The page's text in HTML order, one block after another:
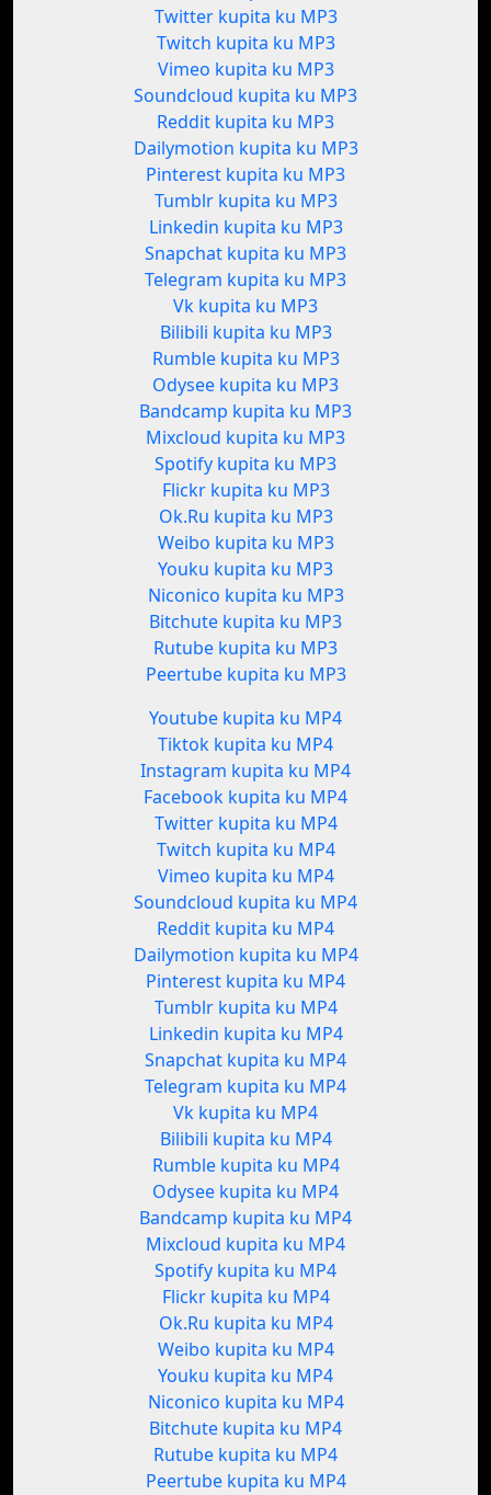
Twitter kupita ku MP3
Twitch kupita ku MP3
Vimeo kupita ku MP3
Soundcloud kupita ku MP3
Reddit kupita ku MP3
Dailymotion kupita ku MP3
Pinterest kupita ku MP3
Tumblr kupita ku MP3
Linkedin kupita ku MP3
Snapchat kupita ku MP3
Telegram kupita ku MP3
Vk kupita ku MP3
Bilibili kupita ku MP3
Rumble kupita ku MP3
Odysee kupita ku MP3
Bandcamp kupita ku MP3
Mixcloud kupita ku MP3
Spotify kupita ku MP3
Flickr kupita ku MP3
Ok.Ru kupita ku MP3
Weibo kupita ku MP3
Youku kupita ku MP3
Niconico kupita ku MP3
Bitchute kupita ku MP3
Rutube kupita ku MP3
Peertube kupita ku MP3
Youtube kupita ku MP4
Tiktok kupita ku MP4
Instagram kupita ku MP4
Facebook kupita ku MP4
Twitter kupita ku MP4
Twitch kupita ku MP4
Vimeo kupita ku MP4
Soundcloud kupita ku MP4
Reddit kupita ku MP4
Dailymotion kupita ku MP4
Pinterest kupita ku MP4
Tumblr kupita ku MP4
Linkedin kupita ku MP4
Snapchat kupita ku MP4
Telegram kupita ku MP4
Vk kupita ku MP4
Bilibili kupita ku MP4
Rumble kupita ku MP4
Odysee kupita ku MP4
Bandcamp kupita ku MP4
Mixcloud kupita ku MP4
Spotify kupita ku MP4
Flickr kupita ku MP4
Ok.Ru kupita ku MP4
Weibo kupita ku MP4
Youku kupita ku MP4
Niconico kupita ku MP4
Bitchute kupita ku MP4
Rutube kupita ku MP4
Peertube kupita ku MP4